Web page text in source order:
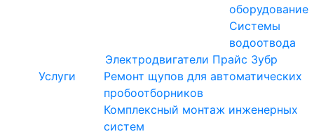
оборудование
Системы
водоотвода
Электродвигатели Прайс Зубр
Услуги
Ремонт щупов для автоматических
пробоотборников
Комплексный монтаж инженерных
систем